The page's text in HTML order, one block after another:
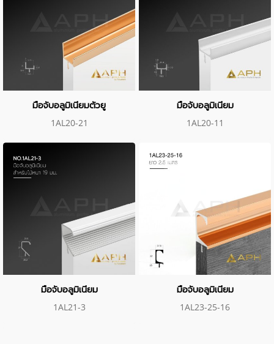
มือจับอลูมิเนียมตัวยู
1AL20-21
มือจับอลูมิเนียม
1AL20-11
มือจับอลูมิเนียม
1AL21-3
มือจับอลูมิเนียม
1AL23-25-16